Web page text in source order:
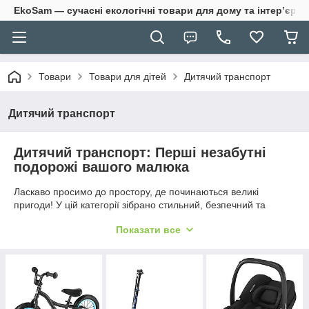
EkoSam — сучасні екологічні товари для дому та інтер’єру.
Товари Товари для дітей Дитячий транспорт
Дитячий транспорт
Дитячий транспорт: Перші незабутні
подорожі вашого малюка
Ласкаво просимо до простору, де починаються великі
пригоди! У цій категорії зібрано стильний, безпечний та
дослідників. Наші вироби допомагають дитині розвивати
Що ви знайдете в нашому асортименті:
Дерев'яні біговели та трицикли
— ідеальний вибір
Показати все